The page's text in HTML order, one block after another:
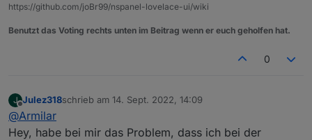
https://github.com/joBr99/nspanel-lovelace-ui/wiki
Benutzt das Voting rechts unten im Beitrag wenn er euch geholfen hat.
0
J
Offline
Julez318schrieb am 14. Sept. 2022, 14:09
zuletzt editiert von
@Armilar
Hey, habe bei mir das Problem, dass ich bei der